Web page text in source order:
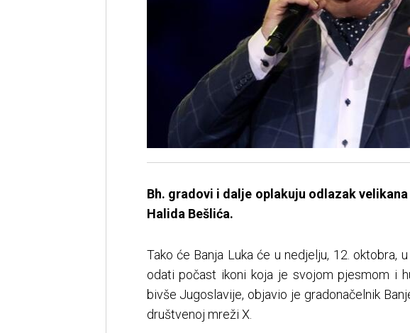
Bh. gradovi i dalje oplakuju odlazak
Halida Bešlića.
Tako će Banja Luka će u nedjelju, 12. oktobra,
odati počast ikoni koja je svojom pjesmom i
bivše Jugoslavije, objavio je gradonačelnik
društvenoj mreži X.